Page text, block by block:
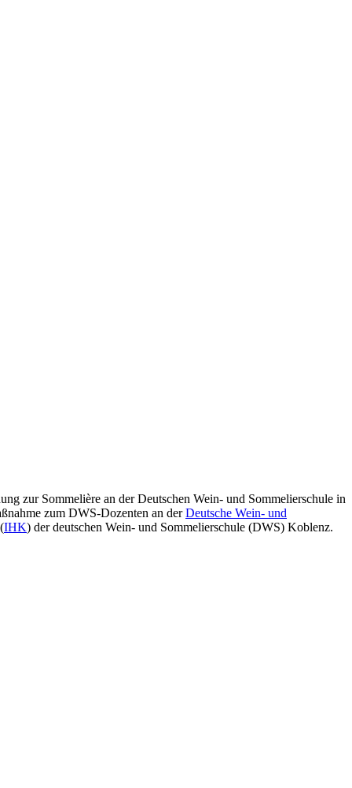
zur Sommelière an der Deutschen Wein- und Sommelierschule in
zum DWS-Dozenten an derDeutsche Wein- und
IHK) der deutschen Wein- und Sommelierschule (DWS) Koblenz.